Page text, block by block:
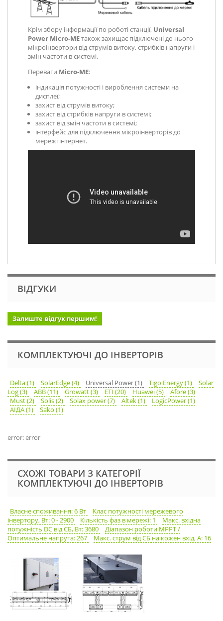
Крім збору інформації по роботі станції, Universal
Power Micro-MEтакож захищає підключені до нього
мікроінвертори від струмів витоку, стрибків напруги і
змін частоти в системі.
Переваги Micro-ME:
індикація потужності і вироблення системи на
дисплеї;
захист від струмів витоку;
захист від стрибків напруги в системі;
захист від змін частоти в системі;
інтерфейс для підключення мікроінверторів до
мережі інтернет.
ВІДГУКИ
Залиште відгук першим!
КОМПЛЕКТУЮЧІ ДО ІНВЕРТОРІВ
Delta (1) SolarEdge (4) Universal Power (1) Tigo Energy (1)
Solar
Log (3)
ABB (11) Growatt (3) ETI (20) Huawei (5)
Afore (3)
Must (2)
Solis (2) Solax power (7) Altek (1)
LogicPower (1)
АІДА (1)
Sako (1)
error: error
СХОЖІ ТОВАРИ З КАТЕГОРІЇ
КОМПЛЕКТУЮЧІ ДО ІНВЕРТОРІВ
Власне споживання: 6 Вт
Клас потужності мережевого
інвертору, Вт: 0 - 2900
Кількість фаз в мережі: 1
Макс. вхідна
потужність DC від СБ, Вт: 3680
Діапазон роботи МРРТ /
Оптимальне напруга: 267
Макс. струм від СБ на кожен вхід, А: 16